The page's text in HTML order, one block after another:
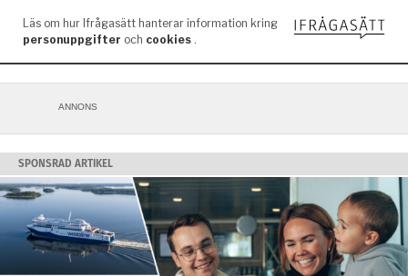
ANNONS
SPONSRAD ARTIKEL